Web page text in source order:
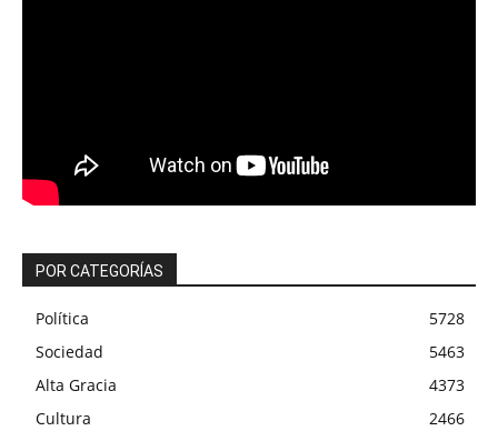
POR CATEGORÍAS
Política
5728
Sociedad
5463
Alta Gracia
4373
Cultura
2466